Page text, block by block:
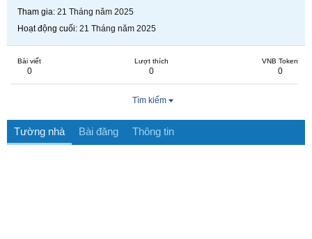
Tham gia 21 Tháng năm 2025
Hoạt động cuối 21 Tháng năm 2025
Bài viết
0
Lượt thích
0
VNB Token
0
Tìm kiếm
Tường nhà Bài đăng Thông tin